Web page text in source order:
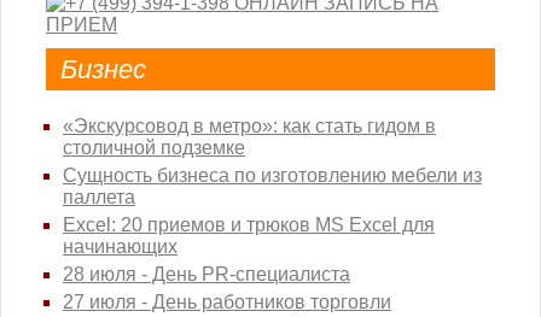
Бизнес
«Экскурсовод в метро»: как стать гидом в
столичной подземке
Сущность бизнеса по изготовлению мебели из
паллета
Excel: 20 приемов и трюков MS Excel для
начинающих
28 июля - День PR-специалиста
27 июля - День работников торговли